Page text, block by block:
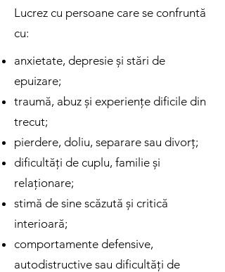
Lucrez cu persoane care se confruntă
cu:
anxietate, depresie și stări de
epuizare;
traumă, abuz și experiențe dificile din
trecut;
pierdere, doliu, separare sau divorț;
dificultăți de cuplu, familie și
relaționare;
stimă de sine scăzută și critică
interioară;
comportamente defensive,
autodistructive sau dificultăți de